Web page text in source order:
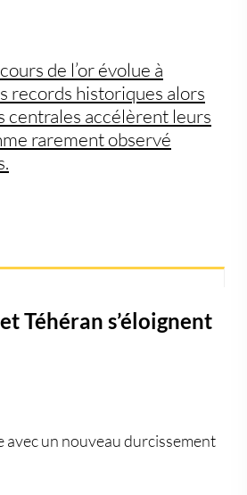
de l’or évolue à
records historiques alors
centrales accélèrent leurs
rarement observé
Téhéran s’éloignent
avec un nouveau durcissement